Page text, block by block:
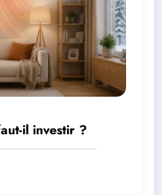
il investir ?